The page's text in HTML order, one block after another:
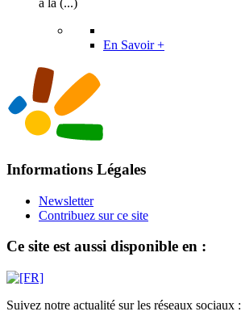
à la (...)
En Savoir +
Informations Légales
Newsletter
Contribuez sur ce site
Ce site est aussi disponible en :
Suivez notre actualité sur les réseaux sociaux :